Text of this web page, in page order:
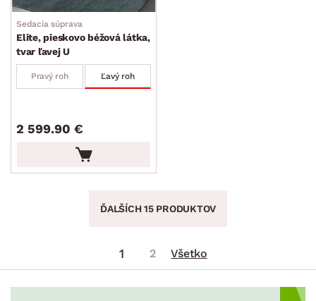
Sedacia súprava
Elite, pieskovo béžová látka,
tvar ľavej U
Pravý roh Ľavý roh
2 599.90 €
ĎALŠÍCH 15 PRODUKTOV
1 2 Všetko